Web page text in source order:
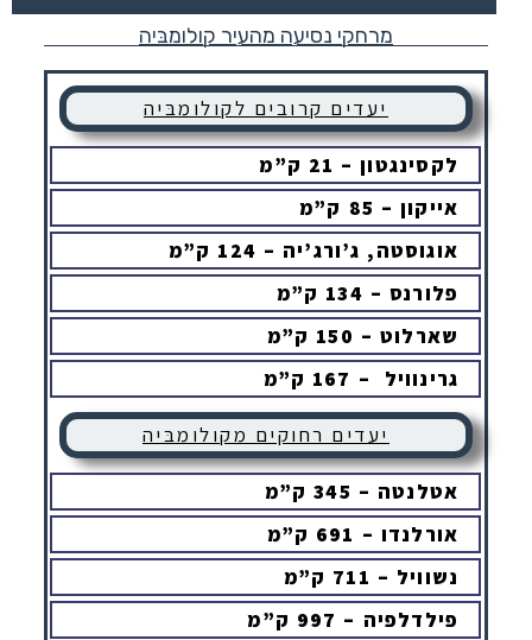
מרחקי נסיעה מהעיר קולומבּיה
יעדים קרובים לקולומבּיה
לקסינגטון – 21 ק”מ
אייקון – 85 ק”מ
אוגוסטה, ג’ורג’יה – 124 ק”מ
פלורנס – 134 ק”מ
שארלוט – 150 ק”מ
גרינוויל – 167 ק”מ
יעדים רחוקים מקולומבּיה
אטלנטה – 345 ק”מ
אורלנדו – 691 ק”מ
נשוויל – 711 ק”מ
פילדלפיה – 997 ק”מ